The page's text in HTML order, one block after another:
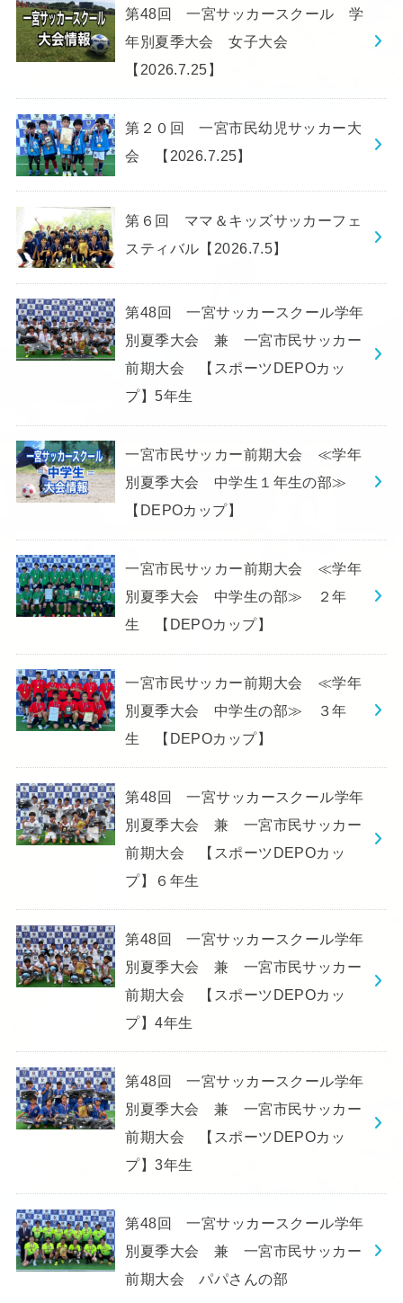
第48回 一宮サッカースクール 学
年別夏季大会 女子大会
【2026.7.25】
第２０回 一宮市民幼児サッカー大
会 【2026.7.25】
第６回 ママ＆キッズサッカーフェ
スティバル【2026.7.5】
第48回 一宮サッカースクール学年
別夏季大会 兼 一宮市民サッカー
前期大会 【スポーツDEPOカッ
プ】5年生
一宮市民サッカー前期大会 ≪学年
別夏季大会 中学生１年生の部≫
【DEPOカップ】
一宮市民サッカー前期大会 ≪学年
別夏季大会 中学生の部≫ ２年
生 【DEPOカップ】
一宮市民サッカー前期大会 ≪学年
別夏季大会 中学生の部≫ ３年
生 【DEPOカップ】
第48回 一宮サッカースクール学年
別夏季大会 兼 一宮市民サッカー
前期大会 【スポーツDEPOカッ
プ】６年生
第48回 一宮サッカースクール学年
別夏季大会 兼 一宮市民サッカー
前期大会 【スポーツDEPOカッ
プ】4年生
第48回 一宮サッカースクール学年
別夏季大会 兼 一宮市民サッカー
前期大会 【スポーツDEPOカッ
プ】3年生
第48回 一宮サッカースクール学年
別夏季大会 兼 一宮市民サッカー
前期大会 パパさんの部